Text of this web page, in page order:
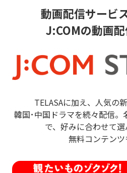
動画配信サービ
J:COMの動画
TELASAに加え、人気の
韓国･中国ドラマを続々配信。
で、好みに合わせて選
無料コンテンツ